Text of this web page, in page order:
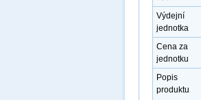
Výdejní
jednotka
Cena za
jednotku
Popis
produktu